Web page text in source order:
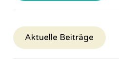
Aktuelle Beiträge